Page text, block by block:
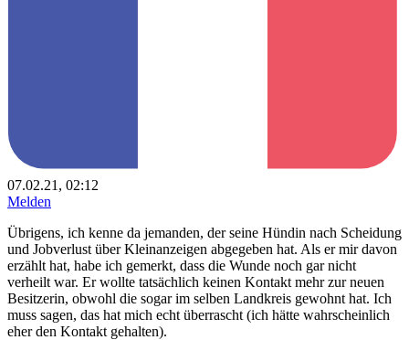
07.02.21, 02:12
Melden
Übrigens, ich kenne da jemanden, der seine Hündin nach Scheidung
und Jobverlust über Kleinanzeigen abgegeben hat. Als er mir davon
erzählt hat, habe ich gemerkt, dass die Wunde noch gar nicht
verheilt war. Er wollte tatsächlich keinen Kontakt mehr zur neuen
Besitzerin, obwohl die sogar im selben Landkreis gewohnt hat. Ich
muss sagen, das hat mich echt überrascht (ich hätte wahrscheinlich
eher den Kontakt gehalten).